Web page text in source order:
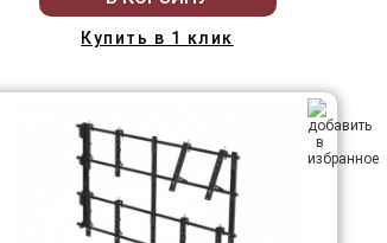
Купить в 1 клик